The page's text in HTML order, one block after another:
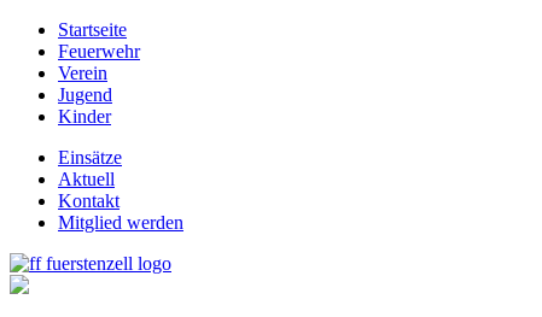
Startseite
Feuerwehr
Verein
Jugend
Kinder
Einsätze
Aktuell
Kontakt
Mitglied werden